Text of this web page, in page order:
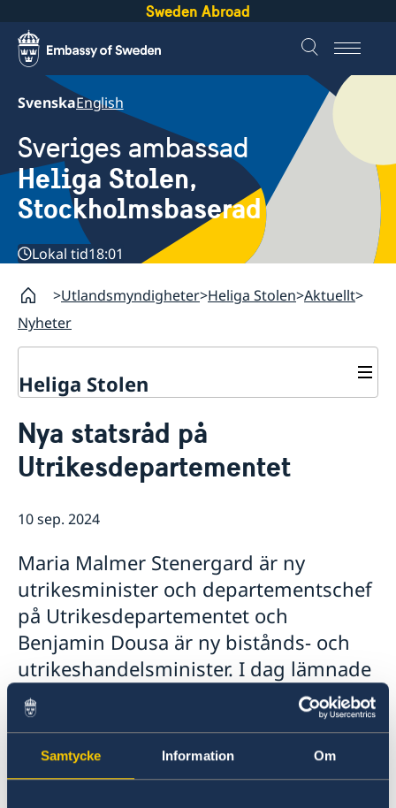
Samtycke Information Om
Sweden Abroad
SvenskaEnglish
Sveriges ambassad
Heliga Stolen,
Stockholmsbaserad
Lokal tid18:01
Utlandsmyndigheter Heliga Stolen Aktuellt
Nyheter
Heliga Stolen
Om oss
Dataskyddspolicy (GDPR)
Aktuellt
Nya statsråd på
Utrikesdepartementet
10 sep. 2024
Maria Malmer Stenergard är ny
utrikesminister och departementschef
på Utrikesdepartementet och
Benjamin Dousa är ny bistånds- och
utrikeshandelsminister. I dag lämnade
statminister Ulf Kristersson
regeringsförklaringen till riksdagen
och anmälde nya statsråd i
regeringen.